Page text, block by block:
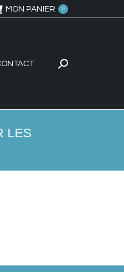
MON PANIER 0
Recherche
LES